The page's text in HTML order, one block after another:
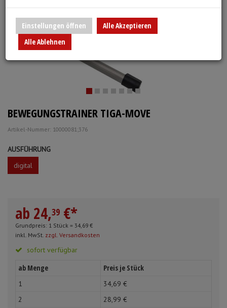
Überschuhe
Hauben
Urinbeutel/Beinbeutel
Medikation
Warm- und Kaltkompressen
Urinflaschen & Zubehör
Mundpflege & Mundhygiene
Unterlagen und Abdeckungen
EKG-Elektroden &
Fieberthermometer
Anmelden |
BEWEGUNGSTRAINER TIGA-MOVE
Artikel-Nummer: 10000081;376
AUSFÜHRUNG
digital
ab 24,39 €*
Grundpreis: 1 Stück = 34,69 €
inkl. MwSt. zzgl. Versandkosten
sofort verfügbar
ab Menge Preis je Stück
1 34,69 €
2
28,99 €
Einstellungen öffnen
Alle Akzeptieren
Alle Ablehnen